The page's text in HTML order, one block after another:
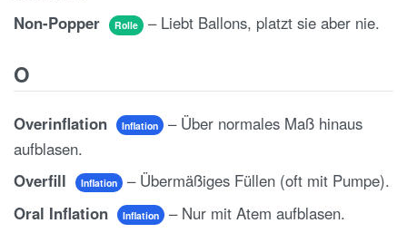
Non-Popper
Rolle – Liebt Ballons, platzt sie aber nie.
O
Overinflation Inflation – Über normales Maß hinaus
aufblasen.
Overfill
Inflation – Übermäßiges Füllen (oft mit Pumpe).
Oral Inflation
Inflation – Nur mit Atem aufblasen.